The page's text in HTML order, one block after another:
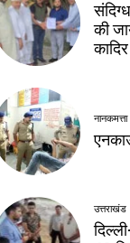
की
कादिर
नानकमत्ता
उत्तराखंड